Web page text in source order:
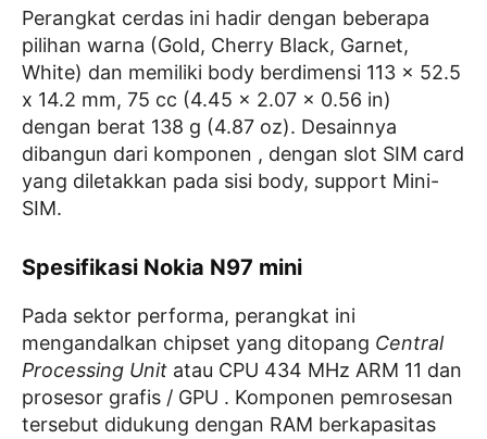
Perangkat cerdas ini hadir dengan beberapa
pilihan warna (Gold, Cherry Black, Garnet,
White) dan memiliki body berdimensi 113 x 52.5
x 14.2 mm, 75 cc (4.45 x 2.07 x 0.56 in)
dengan berat 138 g (4.87 oz). Desainnya
dibangun dari komponen , dengan slot SIM card
yang diletakkan pada sisi body, support Mini-
SIM.
Spesifikasi Nokia N97 mini
Pada sektor performa, perangkat ini
mengandalkan chipset yang ditopang Central
Processing Unit atau CPU 434 MHz ARM 11 dan
prosesor grafis / GPU . Komponen pemrosesan
tersebut didukung dengan RAM berkapasitas